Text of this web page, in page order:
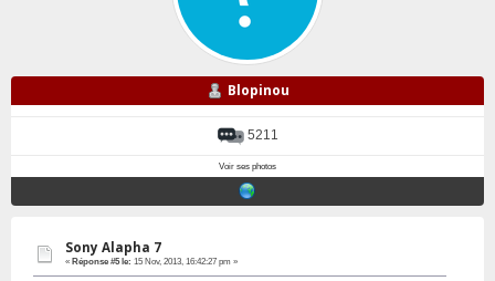
Blopinou
5211
Voir ses photos
Sony Alapha 7
« Réponse #5 le: 15 Nov, 2013, 16:42:27 pm »